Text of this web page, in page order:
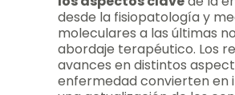
desde la fisiopatología y
moleculares a las últimas
abordaje terapéutico. Los
avances en distintos
enfermedad convierten en